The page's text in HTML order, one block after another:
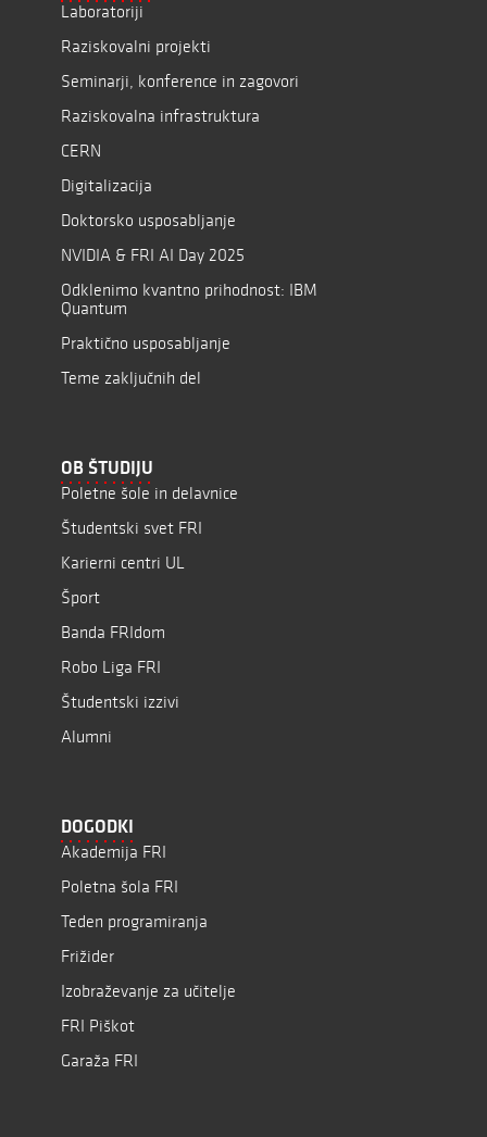
Laboratoriji
Raziskovalni projekti
Seminarji, konference in zagovori
Raziskovalna infrastruktura
CERN
Digitalizacija
Doktorsko usposabljanje
NVIDIA & FRI AI Day 2025
Odklenimo kvantno prihodnost: IBM
Quantum
Praktično usposabljanje
Teme zaključnih del
OB ŠTUDIJU
Poletne šole in delavnice
Študentski svet FRI
Karierni centri UL
Šport
Banda FRIdom
Robo Liga FRI
Študentski izzivi
Alumni
DOGODKI
Akademija FRI
Poletna šola FRI
Teden programiranja
Frižider
Izobraževanje za učitelje
FRI Piškot
Garaža FRI